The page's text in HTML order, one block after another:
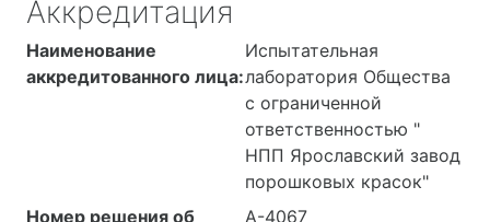
Аккредитация
Наименование
аккредитованного лица:
Испытательная
лаборатория Общества
с ограниченной
ответственностью "
НПП Ярославский завод
порошковых красок"
Номер решения об
А-4067